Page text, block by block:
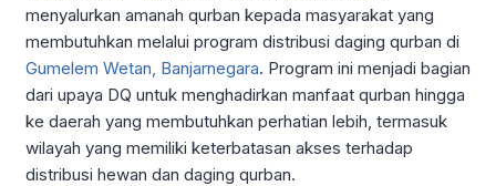
menyalurkan amanah qurban kepada masyarakat yang
membutuhkan melalui program distribusi daging qurban di
Gumelem Wetan, Banjarnegara. Program ini menjadi bagian
dari upaya DQ untuk menghadirkan manfaat qurban hingga
ke daerah yang membutuhkan perhatian lebih, termasuk
wilayah yang memiliki keterbatasan akses terhadap
distribusi hewan dan daging qurban.